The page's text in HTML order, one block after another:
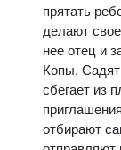
прятать
делают
нее отец и
Копы.
сбегает из
отбирают